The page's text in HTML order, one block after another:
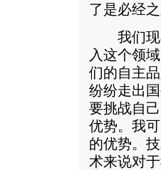
了是必经
我们现在
入这个领
们的自主
纷纷走出
要挑战自
优势。我
的优势。
术来说对